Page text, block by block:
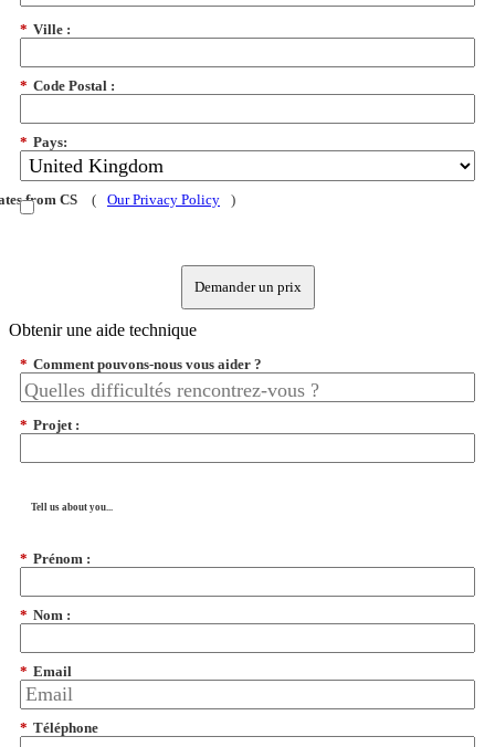
* Ville :
* Code Postal :
* Pays:
from CS ( Our Privacy Policy )
Demander un prix
Obtenir une aide technique
* Comment pouvons-nous vous aider ?
* Projet :
Tell us about you...
* Prénom :
* Nom :
* Email
* Téléphone